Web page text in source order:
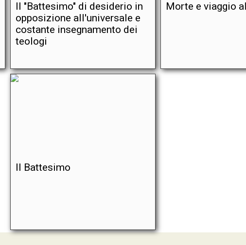
Il "Battesimo" di desiderio in
opposizione all'universale e
costante insegnamento dei
teologi
Morte e viaggio
Il Battesimo